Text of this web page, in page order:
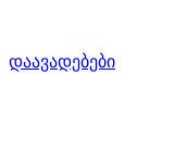
დაავადებები